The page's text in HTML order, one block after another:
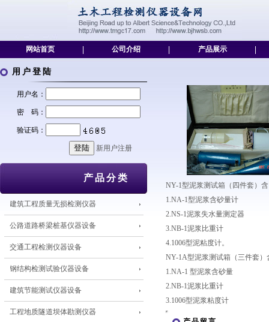
网站首页 公司介绍 产品展示
用户登陆
用户名：
密 码：
验证码：
新用户注册
产品分类
建筑工程质量无损检测仪器
公路道路桥梁桩基仪器设备
交通工程检测仪器设备
钢结构检测试验仪器设备
建筑节能测试仪器设备
工程地质隧道坝体勘测仪器
NY-1型泥浆测试箱（四件套）
1.NA-1型泥浆含砂量计
2.NS-1泥浆失水量测定器
3.NB-1泥浆比重计
4.1006型泥粘度计。
NY-1A型泥浆测试箱（三件套
1.NA-1 型泥浆含砂量
2.NB-1泥浆比重计
3.1006型泥浆粘度计